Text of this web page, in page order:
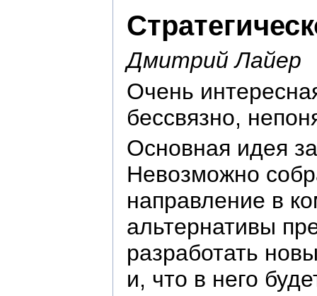
Дмитрий Лайер
Очень
бессвязно,
Основная идея
Невозможно
направление в
альтернативы
разработать
и, что в него